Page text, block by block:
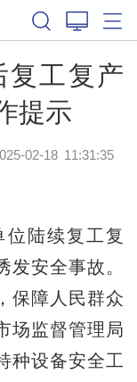
复工复产
提示
02-18 11:31:35
陆续复工复
安全事故。
保障人民群众
场监督管理局
种设备安全工